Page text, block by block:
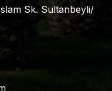
Sk. Sultanbeyli/